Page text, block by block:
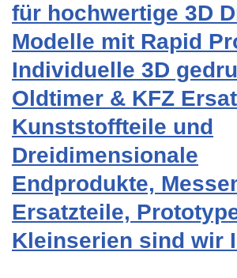
für hochwertige 3D
Modelle mit Rapid
Individuelle 3D
Oldtimer & KFZ
Kunststoffteile und
Dreidimensionale
Endprodukte,
Ersatzteile,
Kleinserien sind wir